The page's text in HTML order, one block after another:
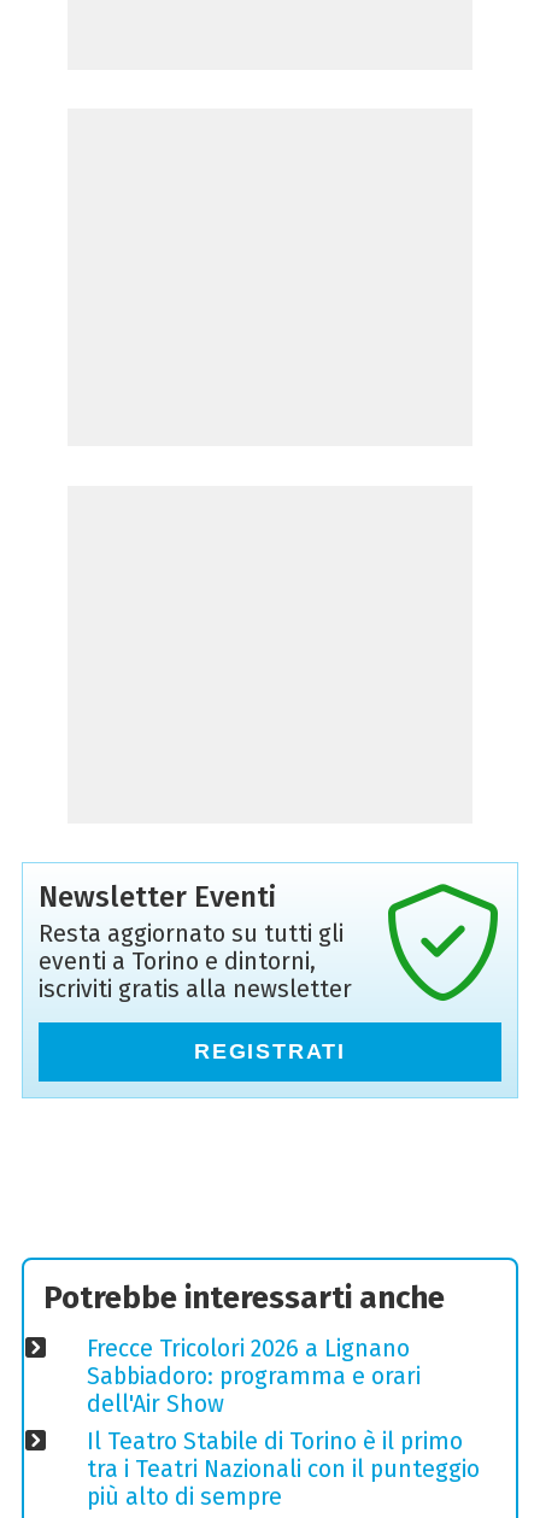
Newsletter Eventi
Resta aggiornato su tutti gli
eventi a Torino e dintorni,
iscriviti gratis alla newsletter
REGISTRATI
Potrebbe interessarti anche
Frecce Tricolori 2026 a Lignano
Sabbiadoro: programma e orari
dell'Air Show
Il Teatro Stabile di Torino è il primo
tra i Teatri Nazionali con il punteggio
più alto di sempre